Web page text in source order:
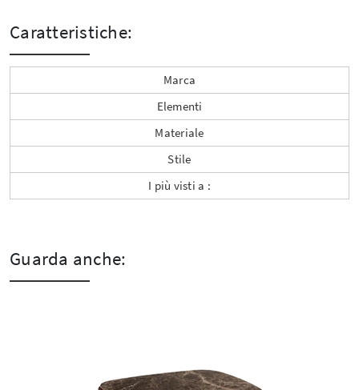
Caratteristiche:
Marca
Elementi
Materiale
Stile
I più visti a :
Guarda anche: